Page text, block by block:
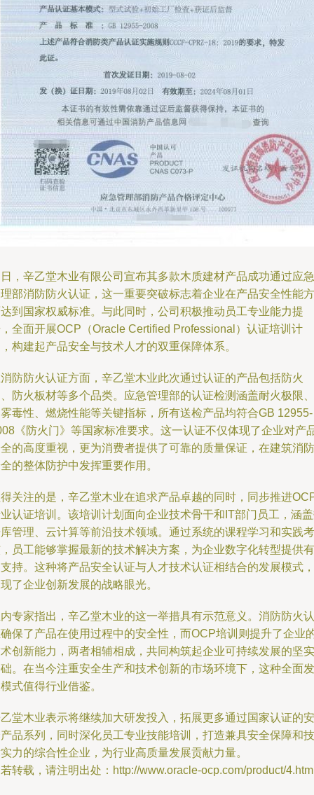
，辛乙堂木业有限公司宣布其多款木质建材产品成功通过应急
部消防防火认证，这一重要突破标志着企业在产品安全性能方
到国家权威标准。与此同时，公司积极推动员工专业能力提
全面开展OCP（Oracle Certified Professional）认证培训计
构建起产品安全与技术人才的双重保障体系。
防防火认证方面，辛乙堂木业此次通过认证的产品包括防火
防火板材等多个品类。应急管理部的认证检测涵盖耐火极限、
毒性、燃烧性能等关键指标，所有送检产品均符合GB 12955-
《防火门》等国家标准要求。这一认证不仅体现了企业对产
的高度重视，更为消费者提供了可靠的质量保证，在建筑消防
的整体防护中发挥重要作用。
关注的是，辛乙堂木业在追求产品卓越的同时，同步推进
认证培训。该培训计划面向企业技术骨干和IT部门员工，涵
管理、云计算等前沿技术领域。通过系统的课程学习和实践考
员工能够掌握最新的技术解决方案，为企业数字化转型提供有
持。这种将产品安全认证与人才技术认证相结合的发展模式，
了企业创新发展的战略眼光。
专家指出，辛乙堂木业的这一举措具有示范意义。消防防火认
保了产品在使用过程中的安全性，而OCP培训则提升了企业
创新能力，两者相辅相成，共同构筑起企业可持续发展的坚实
。在当今注重安全生产和技术创新的市场环境下，这种全面发
式值得行业借鉴。
堂木业表示将继续加大研发投入，拓展更多通过国家认证的安
品系列，同时深化员工专业技能培训，打造兼具安全保障和技
力的综合性企业，为行业高质量发展贡献力量。
转载，请注明出处：http://www.oracle-ocp.com/product/